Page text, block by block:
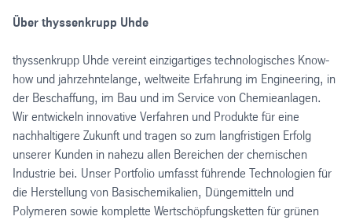
Über thyssenkrupp Uhde
thyssenkrupp Uhde vereint einzigartiges technologisches Know-
how und jahrzehntelange, weltweite Erfahrung im Engineering, in
der Beschaffung, im Bau und im Service von Chemieanlagen.
Wir entwickeln innovative Verfahren und Produkte für eine
nachhaltigere Zukunft und tragen so zum langfristigen Erfolg
unserer Kunden in nahezu allen Bereichen der chemischen
Industrie bei. Unser Portfolio umfasst führende Technologien für
die Herstellung von Basischemikalien, Düngemitteln und
Polymeren sowie komplette Wertschöpfungsketten für grünen